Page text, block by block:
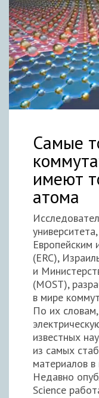
Самые
имеют
атома
Европейским
(ERC),
и
(MOST),
в мире
По их
известных
из самых
материалов
Недавно
Science